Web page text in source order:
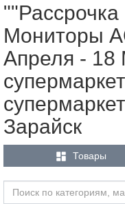
Мониторы
Апреля - 18
Зарайск
 Товары